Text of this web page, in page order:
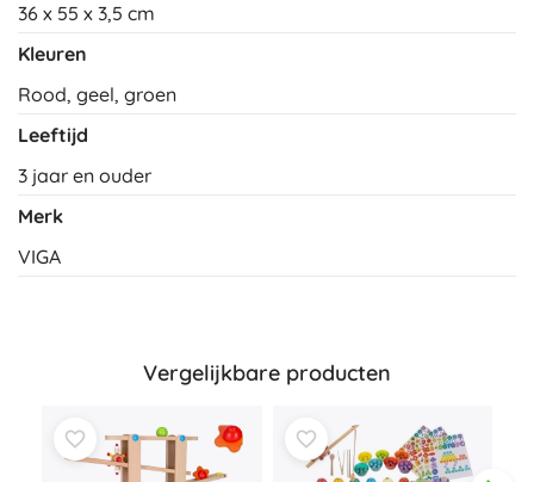
36 x 55 x 3,5 cm
Kleuren
Rood, geel, groen
Leeftijd
3 jaar en ouder
Merk
VIGA
Vergelijkbare producten